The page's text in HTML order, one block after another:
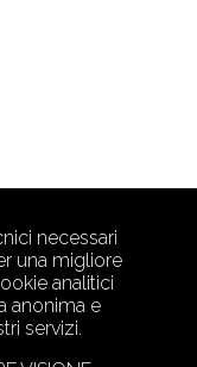
necessari
una migliore
analitici
anonima e
servizi.